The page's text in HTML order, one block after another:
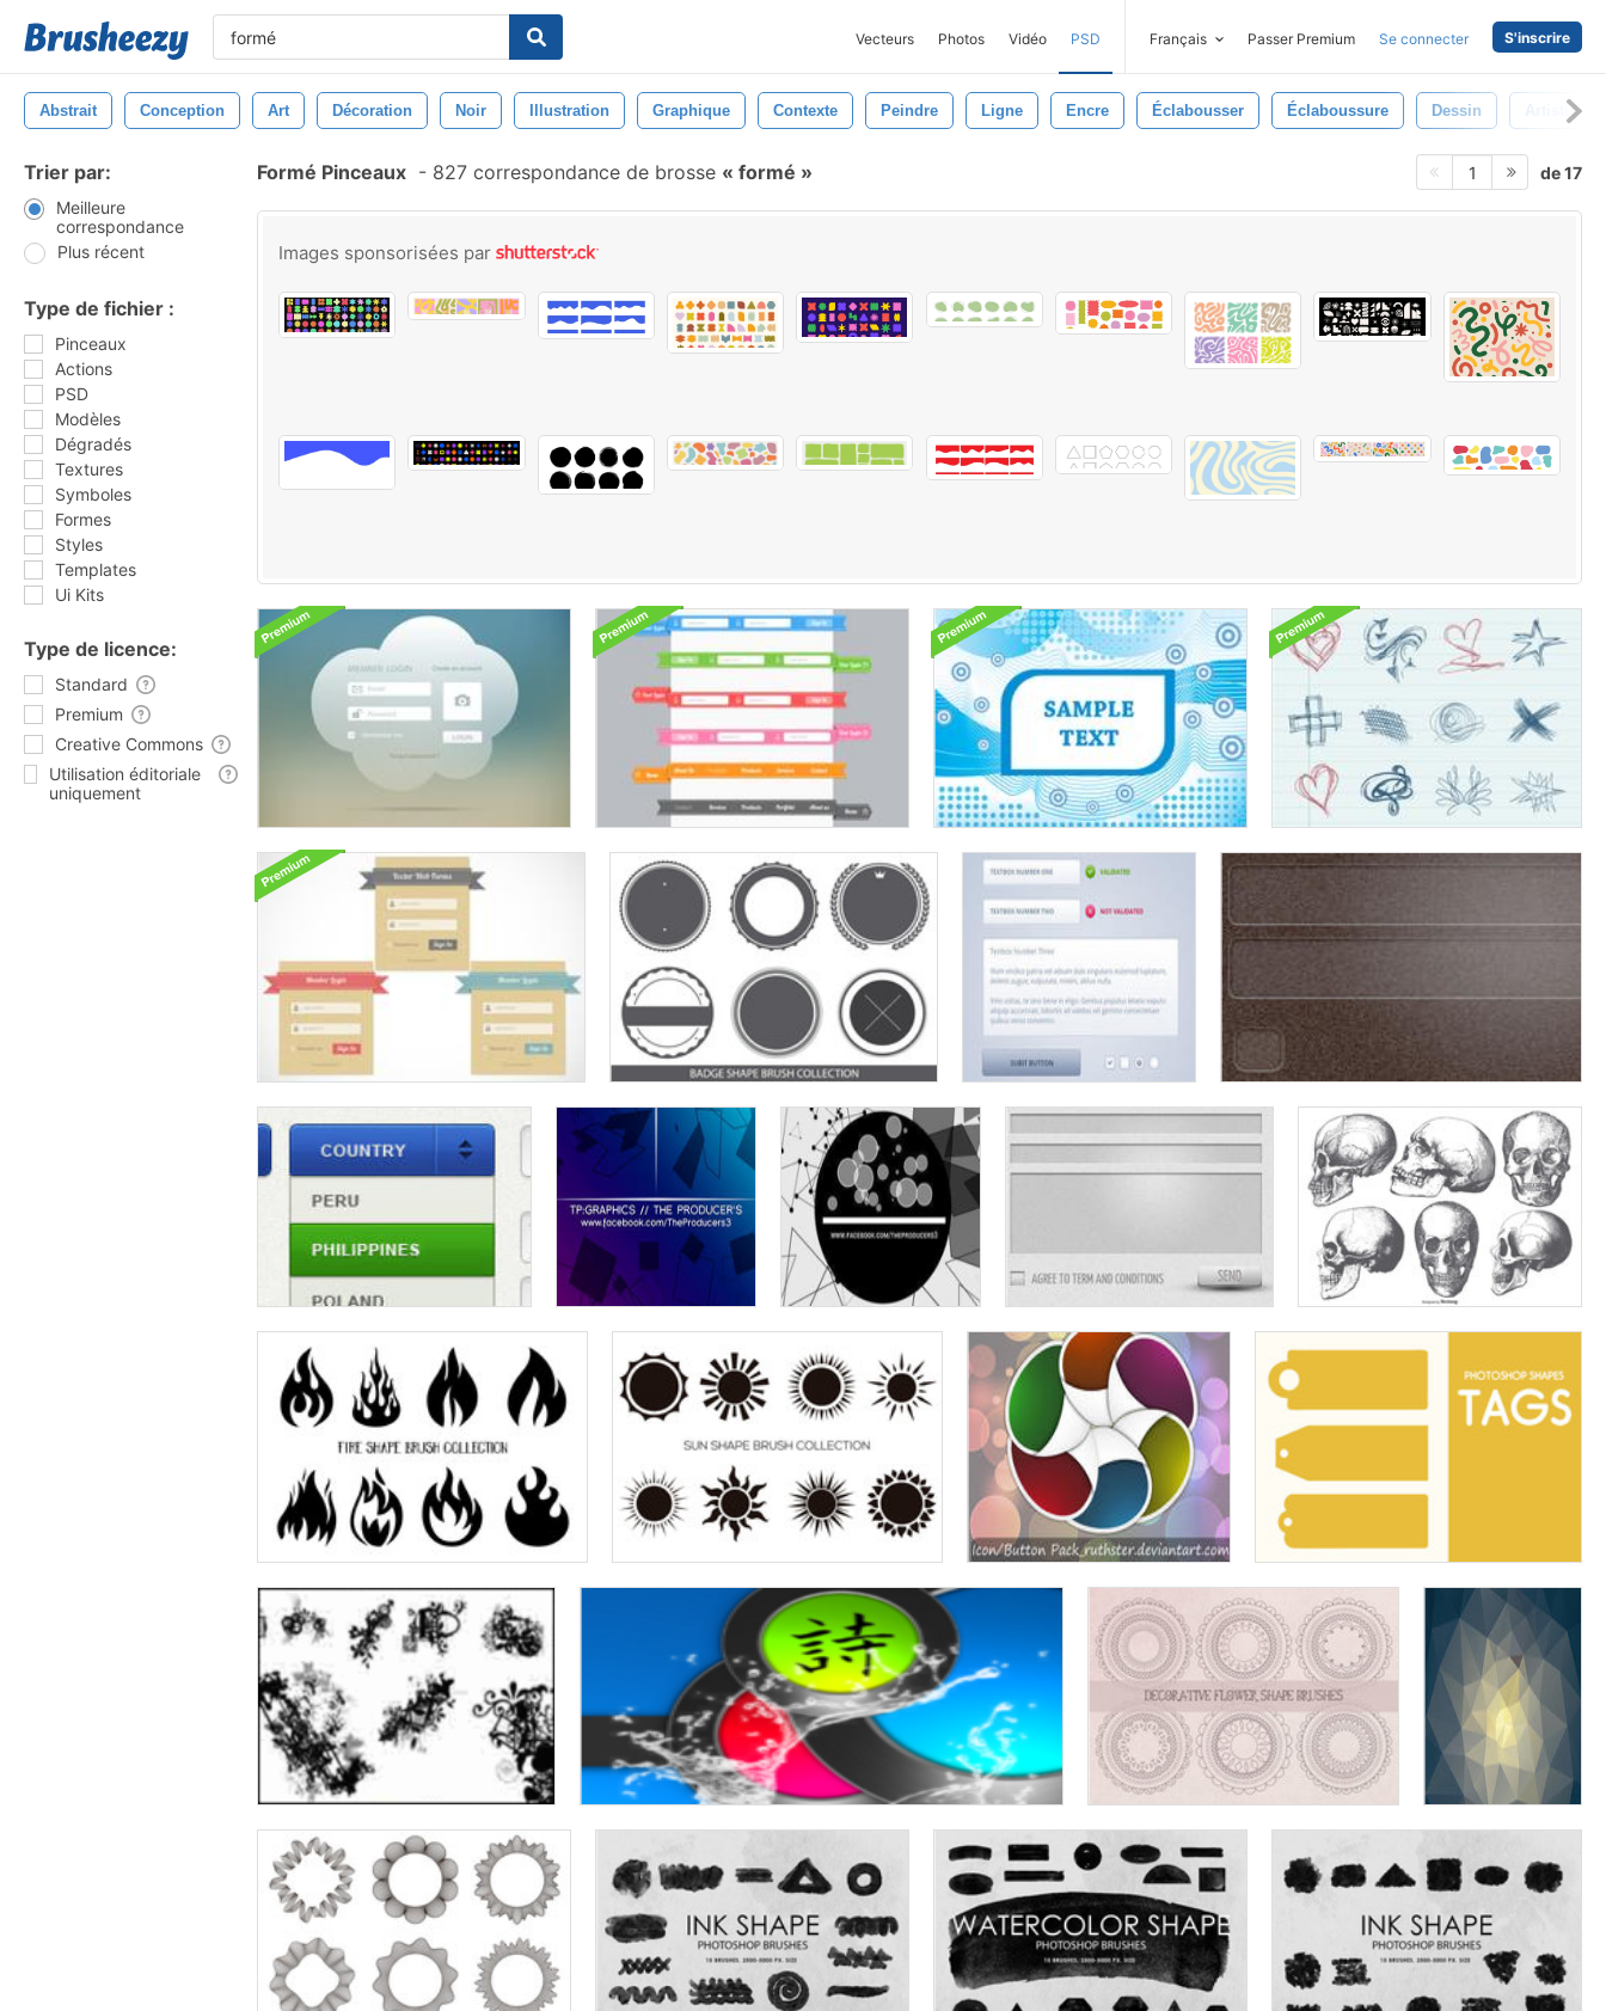
Vecteurs Photos Vidéo PSD Français Passer Premium Se connecter S'inscrire
Abstrait Conception Art Décoration Noir Illustration Graphique Contexte Peindre Ligne Encre Éclabousser Éclaboussure Dessin Artistique
Trier par:
Meilleure
correspondance
Plus récent
Type de fichier :
Pinceaux
Actions
PSD
Modèles
Dégradés
Textures
Symboles
Formes
Styles
Templates
Ui Kits
Type de licence:
Standard
Premium
Creative Commons
Utilisation éditoriale
uniquement
Formé Pinceaux - 827 correspondance de brosse formé 1 de 17
Images sponsorisées par